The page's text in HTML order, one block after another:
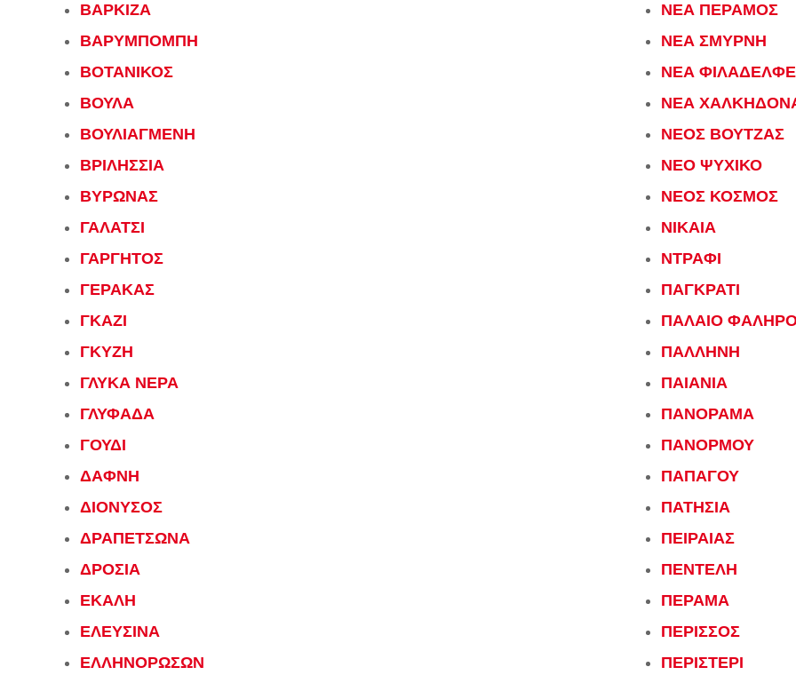
ΒΑΡΚΙΖΑ
ΒΑΡΥΜΠΟΜΠΗ
ΒΟΤΑΝΙΚΟΣ
ΒΟΥΛΑ
ΒΟΥΛΙΑΓΜΕΝΗ
ΒΡΙΛΗΣΣΙΑ
ΒΥΡΩΝΑΣ
ΓΑΛΑΤΣΙ
ΓΑΡΓΗΤΟΣ
ΓΕΡΑΚΑΣ
ΓΚΑΖΙ
ΓΚΥΖΗ
ΓΛΥΚΑ ΝΕΡΑ
ΓΛΥΦΑΔΑ
ΓΟΥΔΙ
ΔΑΦΝΗ
ΔΙΟΝΥΣΟΣ
ΔΡΑΠΕΤΣΩΝΑ
ΔΡΟΣΙΑ
ΕΚΑΛΗ
ΕΛΕΥΣΙΝΑ
ΕΛΛΗΝΟΡΩΣΩΝ
ΝΕΑ ΠΕΡΑΜΟΣ
ΝΕΑ ΣΜΥΡΝΗ
ΝΕΑ
ΝΕΑ
ΝΕΟΣ ΒΟΥΤΖΑΣ
ΝΕΟ ΨΥΧΙΚΟ
ΝΕΟΣ ΚΟΣΜΟΣ
ΝΙΚΑΙΑ
ΝΤΡΑΦΙ
ΠΑΓΚΡΑΤΙ
ΠΑΛΑΙΟ
ΠΑΛΛΗΝΗ
ΠΑΙΑΝΙΑ
ΠΑΝΟΡΑΜΑ
ΠΑΝΟΡΜΟΥ
ΠΑΠΑΓΟΥ
ΠΑΤΗΣΙΑ
ΠΕΙΡΑΙΑΣ
ΠΕΝΤΕΛΗ
ΠΕΡΑΜΑ
ΠΕΡΙΣΣΟΣ
ΠΕΡΙΣΤΕΡΙ